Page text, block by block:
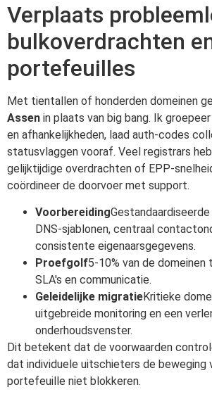
Verplaats
bulkoverdrachten
portefeuilles
Met tientallen of honderden domeinen
Assen in plaats van big bang. Ik
en afhankelijkheden, laad auth-codes
statusvlaggen vooraf. Veel registrars
gelijktijdige overdrachten of EPP-
coördineer de doorvoer met support.
Voorbereiding
DNS-sjablonen, centraal
consistente eigenaarsgegevens.
Proefgolf5-10% van de
SLA's en communicatie.
Geleidelijke migratieKritieke
uitgebreide monitoring en een
onderhoudsvenster.
Dit betekent dat de voorwaarden
dat individuele uitschieters de beweging
portefeuille niet blokkeren.